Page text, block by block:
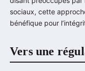
sociaux, cette
bénéfique pour
Vers une